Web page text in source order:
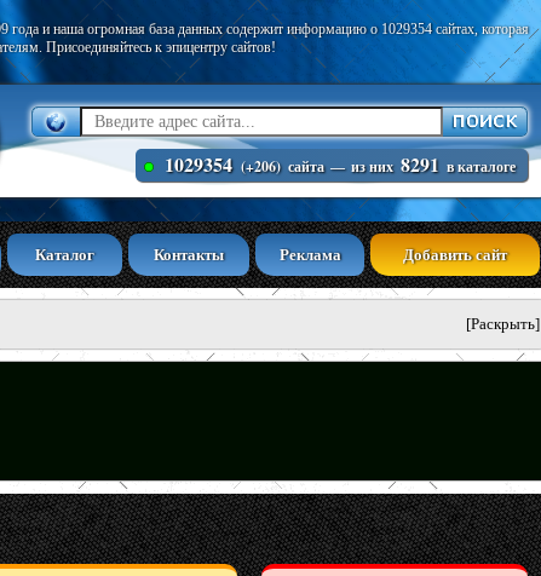
и наша огромная база данных содержит информацию о 1029354 сайтах, которая
Присоединяйтесь к эпицентру сайтов!
1029354 (+206) сайта — из них 8291 в каталоге
Каталог Контакты Реклама Добавить сайт
[Раскрыть]